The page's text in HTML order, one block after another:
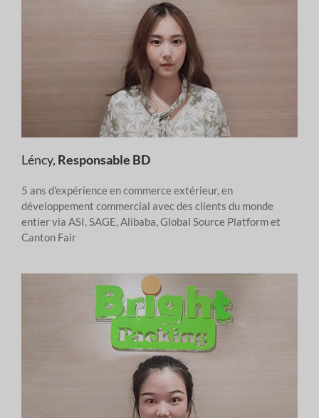
Léncy, Responsable BD
5 ans d'expérience en commerce extérieur, en
développement commercial avec des clients du monde
entier via ASI, SAGE, Alibaba, Global Source Platform et
Canton Fair